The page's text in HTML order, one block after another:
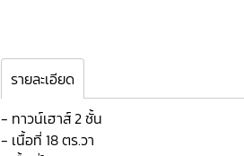
รายละเอียด
- ทาวน์เฮาส์ 2 ชั้น
- เนื้อที่ 18 ตร.วา